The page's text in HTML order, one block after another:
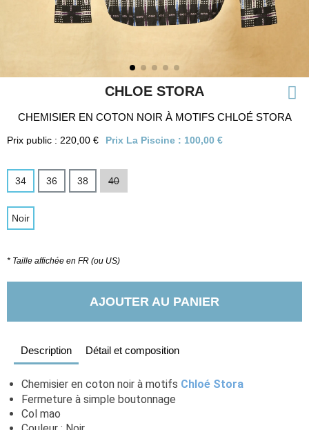
CHLOE STORA
CHEMISIER EN COTON NOIR À MOTIFS CHLOÉ STORA
Prix public : 220,00 € Prix La Piscine : 100,00 €
34 36 38 40
Noir
* Taille affichée en FR (ou US)
AJOUTER AU PANIER
Description Détail et composition
Chemisier en coton noir à motifs Chloé Stora
Fermeture à simple boutonnage
Col mao